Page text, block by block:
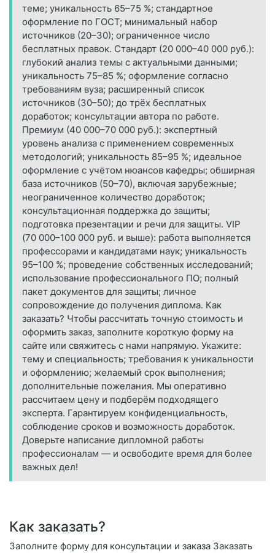
теме; уникальность 65–75 %; стандартное
оформление по ГОСТ; минимальный набор
источников (20–30); ограниченное число
бесплатных правок. Стандарт (20 000–40 000 руб.):
глубокий анализ темы с актуальными данными;
уникальность 75–85 %; оформление согласно
требованиям вуза; расширенный список
источников (30–50); до трёх бесплатных
доработок; консультации автора по работе.
Премиум (40 000–70 000 руб.): экспертный
уровень анализа с применением современных
методологий; уникальность 85–95 %; идеальное
оформление с учётом нюансов кафедры; обширная
база источников (50–70), включая зарубежные;
неограниченное количество доработок;
консультационная поддержка до защиты;
подготовка презентации и речи для защиты. VIP
(70 000–100 000 руб. и выше): работа выполняется
профессорами и кандидатами наук; уникальность
95–100 %; проведение собственных исследований;
использование профессионального ПО; полный
пакет документов для защиты; личное
сопровождение до получения диплома. Как
заказать? Чтобы рассчитать точную стоимость и
оформить заказ, заполните короткую форму на
сайте или свяжитесь с нами напрямую. Укажите:
тему и специальность; требования к уникальности
и оформлению; желаемый срок выполнения;
дополнительные пожелания. Мы оперативно
рассчитаем цену и подберём подходящего
эксперта. Гарантируем конфиденциальность,
соблюдение сроков и возможность доработок.
Доверьте написание дипломной работы
профессионалам — и освободите время для более
важных дел!
Как заказать?
Заполните форму для консультации и заказа Заказать